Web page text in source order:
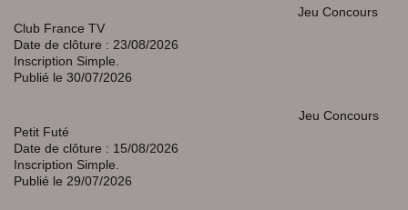
Jeu Concours
Club France TV
Date de clôture : 23/08/2026
Inscription Simple.
Publié le 30/07/2026
Jeu Concours
Petit Futé
Date de clôture : 15/08/2026
Inscription Simple.
Publié le 29/07/2026